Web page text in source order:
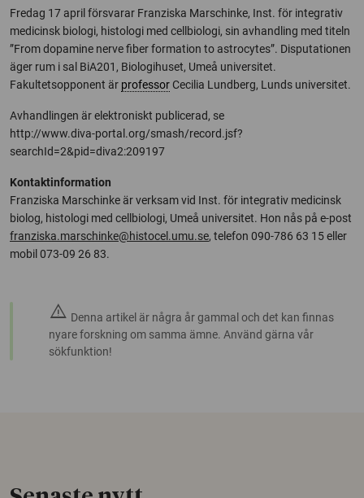
Fredag 17 april försvarar Franziska Marschinke, Inst. för integrativ
medicinsk biologi, histologi med cellbiologi, sin avhandling med titeln
”From dopamine nerve fiber formation to astrocytes”. Disputationen
äger rum i sal BiA201, Biologihuset, Umeå universitet.
Fakultetsopponent är professor Cecilia Lundberg, Lunds universitet.
Avhandlingen är elektroniskt publicerad, se
http://www.diva-portal.org/smash/record.jsf?
searchId=2&pid=diva2:209197
Kontaktinformation
Franziska Marschinke är verksam vid Inst. för integrativ medicinsk
biolog, histologi med cellbiologi, Umeå universitet. Hon nås på e-post
franziska.marschinke@histocel.umu.se, telefon 090-786 63 15 eller
mobil 073-09 26 83.
warning Denna artikel är några år gammal och det kan finnas
nyare forskning om samma ämne. Använd gärna vår
sökfunktion!